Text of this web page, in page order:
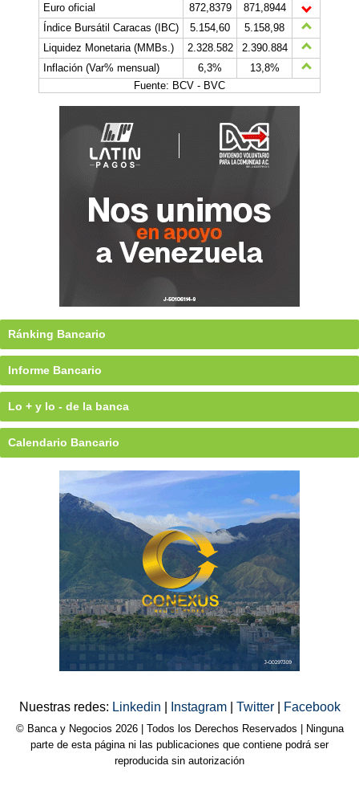
Euro oficial
872,8379
871,8944
Índice Bursátil Caracas (IBC)
5.154,60
5.158,98
Liquidez Monetaria (MMBs.)
2.328.582
2.390.884
Inflación (Var% mensual)
6,3%
13,8%
Fuente: BCV - BVC
Ránking Bancario
Informe Bancario
Lo + y lo - de la banca
Calendario Bancario
Nuestras redes: Linkedin Instagram Twitter Facebook
© Banca y Negocios 2026 | Todos los Derechos Reservados | Ninguna
parte de esta página ni las publicaciones que contiene podrá ser
reproducida sin autorización